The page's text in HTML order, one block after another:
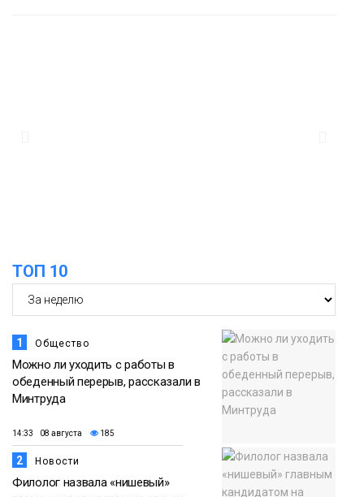
Новости
ТОП 10
1 Общество
Можно ли уходить с работы в
обеденный перерыв, рассказали в
Минтруда
14:33 08 августа 185
2 Новости
Филолог назвала «нишевый»